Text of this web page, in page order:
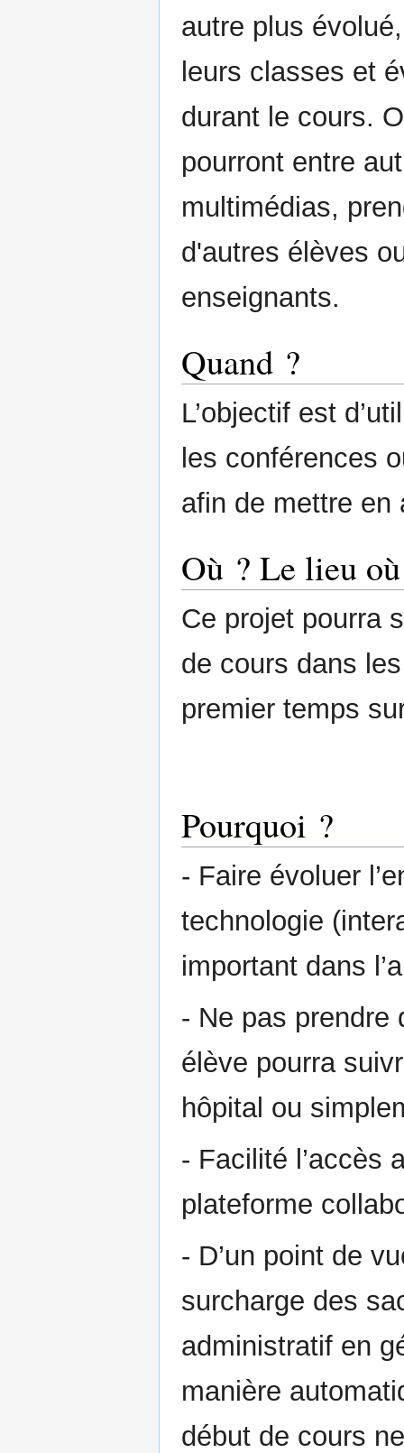
autre plus
leurs classes et
durant le cours.
pourront entre
multimédias,
d'autres élèves
enseignants.
Quand ?
L’objectif est
les conférences
afin de mettre en
Où ? Le lieu
Ce projet pourra
de cours dans
premier temps
Pourquoi ?
- Faire évoluer
technologie
important dans
- Ne pas prendre
élève pourra
hôpital ou
- Facilité l’accès
plateforme
- D’un point de
surcharge des
administratif en
manière
début de cours